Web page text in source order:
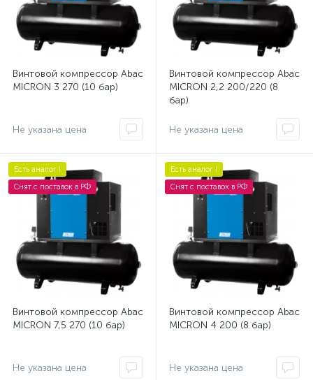
Винтовой компрессор Abac
MICRON 3 270 (10 бар)
Не указана цена
Винтовой компрессор Abac
MICRON 2,2 200/220 (8
бар)
Не указана цена
Есть аналог !
Снят с поставок в РФ
Винтовой компрессор Abac
MICRON 7,5 270 (10 бар)
Не указана цена
Есть аналог !
Снят с поставок в РФ
Винтовой компрессор Abac
MICRON 4 200 (8 бар)
Не указана цена